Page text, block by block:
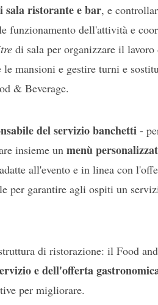
ristorante e bar, e
funzionamento dell'attività e
di sala per organizzare il lavoro
le mansioni e gestire turni e
& Beverage.
del servizio banchetti -
insieme un menù
all'evento e in linea con
per garantire agli ospiti un
di ristorazione: il Food
e dell'offerta
per migliorare.